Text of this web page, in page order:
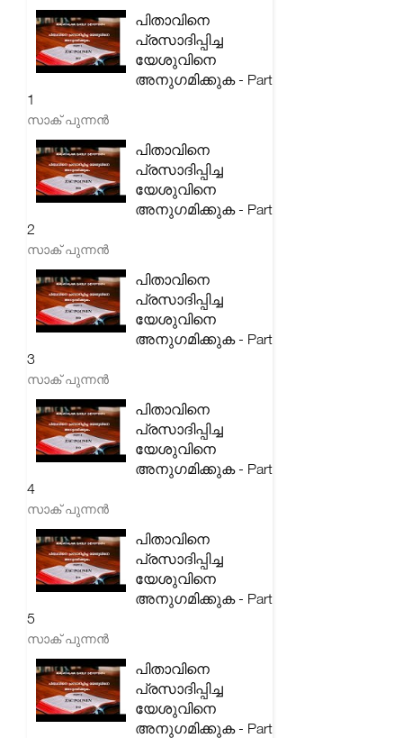
പിതാവിനെ
പ്രസാദിപ്പിച്ച
യേശുവിനെ
അനുഗമിക്കുക - Part
1
സാക് പുന്നൻ
പിതാവിനെ
പ്രസാദിപ്പിച്ച
യേശുവിനെ
അനുഗമിക്കുക - Part
2
സാക് പുന്നൻ
പിതാവിനെ
പ്രസാദിപ്പിച്ച
യേശുവിനെ
അനുഗമിക്കുക - Part
3
സാക് പുന്നൻ
പിതാവിനെ
പ്രസാദിപ്പിച്ച
യേശുവിനെ
അനുഗമിക്കുക - Part
4
സാക് പുന്നൻ
പിതാവിനെ
പ്രസാദിപ്പിച്ച
യേശുവിനെ
അനുഗമിക്കുക - Part
5
സാക് പുന്നൻ
പിതാവിനെ
പ്രസാദിപ്പിച്ച
യേശുവിനെ
അനുഗമിക്കുക - Part